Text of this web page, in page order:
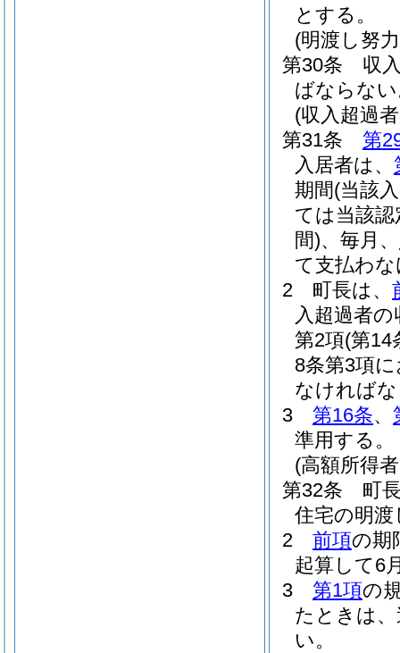
とする。
(明渡し努
第30条
収
ばならな
(収入超過
第31条
第
入居者は、
期間(当該
ては当該
間)、毎月、
て支払わ
2
町長は、
入超過者
第2項(第14
8条第3項
なければ
3
第16条、
準用する。
(高額所得
第32条
町
住宅の明
2
前項の期
起算して6
3
第1項の
たときは
い。